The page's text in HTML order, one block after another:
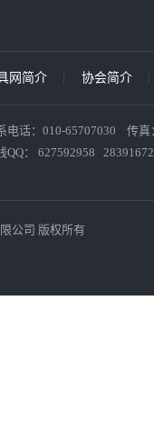
网简介 协会简介
电话：010-65707030 传真
QQ： 627592958
公司 版权所有